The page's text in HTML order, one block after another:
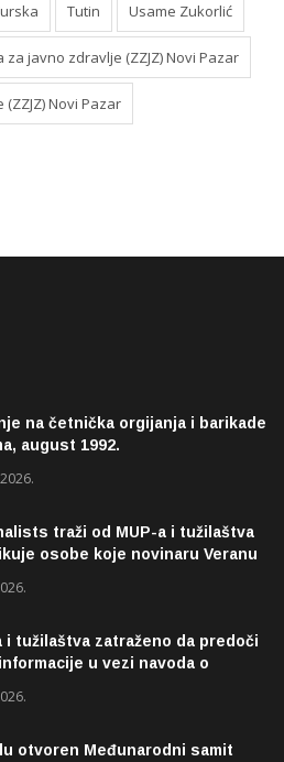
Tutin Usame Zukorlić
za javno zdravlje (ZZJZ) Novi Pazar
Novi Pazar
na četnička orgijanja i barikade
august 1992.
traži od MUP-a i tužilaštva
osobe koje novinaru Veranu
i tužilaštva zatraženo da predoči
u vezi navoda o
otvoren Međunarodni samit